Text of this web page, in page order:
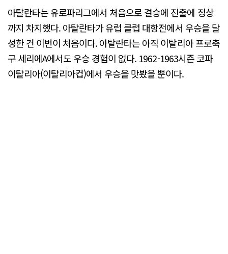
아탈란타는 유로파리그에서 처음으로 결승에 진출에 정상
까지 차지했다. 아탈란타가 유럽 클럽 대항전에서 우승을 달
성한 건 이번이 처음이다. 아탈란타는 아직 이탈리아 프로축
구 세리에A에서도 우승 경험이 없다. 1962-1963시즌 코파
이탈리아(이탈리아컵)에서 우승을 맛봤을 뿐이다.